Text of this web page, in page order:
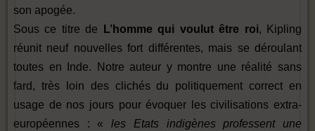
son apogée.
Sous ce titre de
L’homme qui voulut être roi, Kipling
réunit neuf nouvelles fort différentes, mais se déroulant
toutes en Inde. Notre auteur y montre une réalité sans
fard, très loin des clichés du politiquement correct en
usage de nos jours pour évoquer les civilisations extra-
européennes : « les Etats indigènes professent une